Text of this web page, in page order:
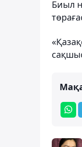
Биыл